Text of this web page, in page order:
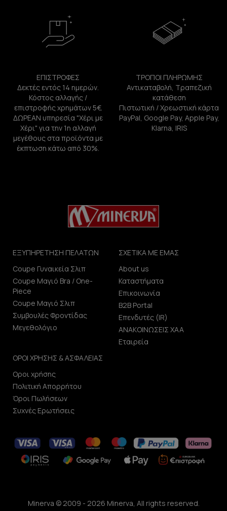
ΕΠΙΣΤΡΟΦΕΣ
Δεκτές εντός 14 ημερών.
Κόστος αλλαγής /
επιστροφής χρημάτων 5€.
ΔΩΡΕΑΝ υπηρεσία "Χέρι με
Χέρι" για την 1η αλλαγή
μεγέθους στα προϊόντα με
έκπτωση κάτω από 30%.
ΤΡΟΠΟΙ ΠΛΗΡΩΜΗΣ
Αντικαταβολή, Τραπεζική
κατάθεση
Πιστωτική / Χρεωστική κάρτα
PayPal, Google Pay, Apple Pay,
Klarna, IRIS
ΕΞΥΠΗΡΕΤΗΣΗ ΠΕΛΑΤΩΝ
Coupe Γυναικεία Σλιπ
Coupe Μαγιό Bra / One-
Piece
Coupe Μαγιό Σλιπ
Συμβουλές Φροντίδας
Μεγεθολόγιο
ΣΧΕΤΙΚΑ ΜΕ ΕΜΑΣ
About us
Καταστήματα
Επικοινωνία
B2B Portal
Επενδυτές (IR)
ΑΝΑΚΟΙΝΩΣΕΙΣ ΧΑΑ
Εταιρεία
ΟΡΟΙ ΧΡΗΣΗΣ & ΑΣΦΑΛΕΙΑΣ
Οροι χρήσης
Πολιτική Απορρήτου
Όροι Πωλήσεων
Συχνές Ερωτήσεις
Minerva © 2009 - 2026 Minerva, All rights reserved.